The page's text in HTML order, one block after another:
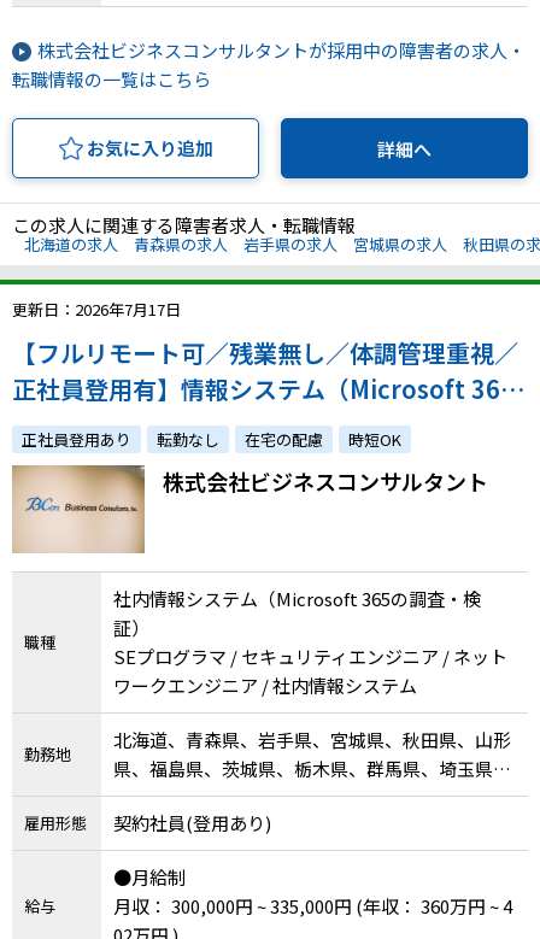
大分県、宮崎県、鹿児島県、沖縄県
株式会社ビジネスコンサルタントが採用中の障害者の求人・
転職情報の一覧はこちら
お気に入り追加 詳細へ
この求人に関連する障害者求人・転職情報
北海道の求人 青森県の求人 岩手県の求人 宮城県の求人 秋田県の
更新日：2026年7月17日
【フルリモート可／残業無し／体調管理重視／
正社員登用有】情報システム（Microsoft 365
の調査・検証）／体調への配慮やご家庭との両
立をしながら経験を活かしませんか？
正社員登用あり 転勤なし 在宅の配慮 時短OK
株式会社ビジネスコンサルタント
職種
社内情報システム（Microsoft 365の調査・検
証）
SEプログラマ / セキュリティエンジニア / ネット
ワークエンジニア / 社内情報システム
勤務地
北海道、青森県、岩手県、宮城県、秋田県、山形
県、福島県、茨城県、栃木県、群馬県、埼玉県、
千葉県、東京都、神奈川県、新潟県、富山県、石
川県、福井県、山梨県、長野県、岐阜県、静岡
県、愛知県、三重県、滋賀県、京都府、大阪府、
兵庫県、奈良県、和歌山県、鳥取県、島根県、岡
山県、広島県、山口県、徳島県、香川県、愛媛
雇用形態 契約社員(登用あり)
給与
●月給制
月収： 300,000円 ~ 335,000円 (年収： 360万円 ~ 4